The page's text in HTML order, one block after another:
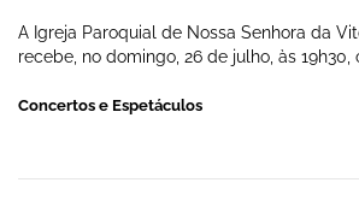
A Igreja Paroquial de Nossa Senhora da
recebe, no domingo, 26 de julho, às 19h30,
Concertos e Espetáculos